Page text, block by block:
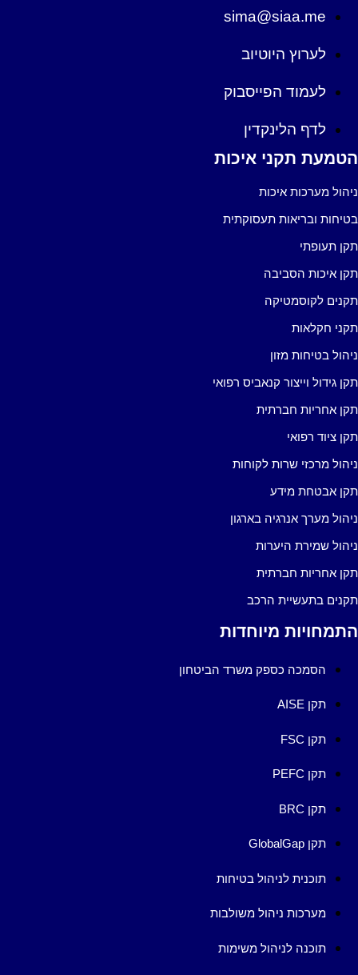
sima@siaa.me
לערוץ היוטיוב
לעמוד הפייסבוק
לדף הלינקדין
תקני איכות
מערכות איכות
ובריאות תעסוקתית
תעופתי
איכות הסביבה
לקוסמטיקה
חקלאות
בטיחות מזון
גידול וייצור קנאביס רפואי
אחריות חברתית
ציוד רפואי
מרכזי שרות לקוחות
אבטחת מידע
מערך אנרגיה בארגון
שמירת היערות
אחריות חברתית
בתעשיית הרכב
מיוחדות
הסמכה כספק משרד הביטחון
תקן AISE
תקן FSC
תקן PEFC
תקן BRC
תקן GlobalGap
תוכנית לניהול בטיחות
מערכות ניהול משולבות
תוכנה לניהול משימות